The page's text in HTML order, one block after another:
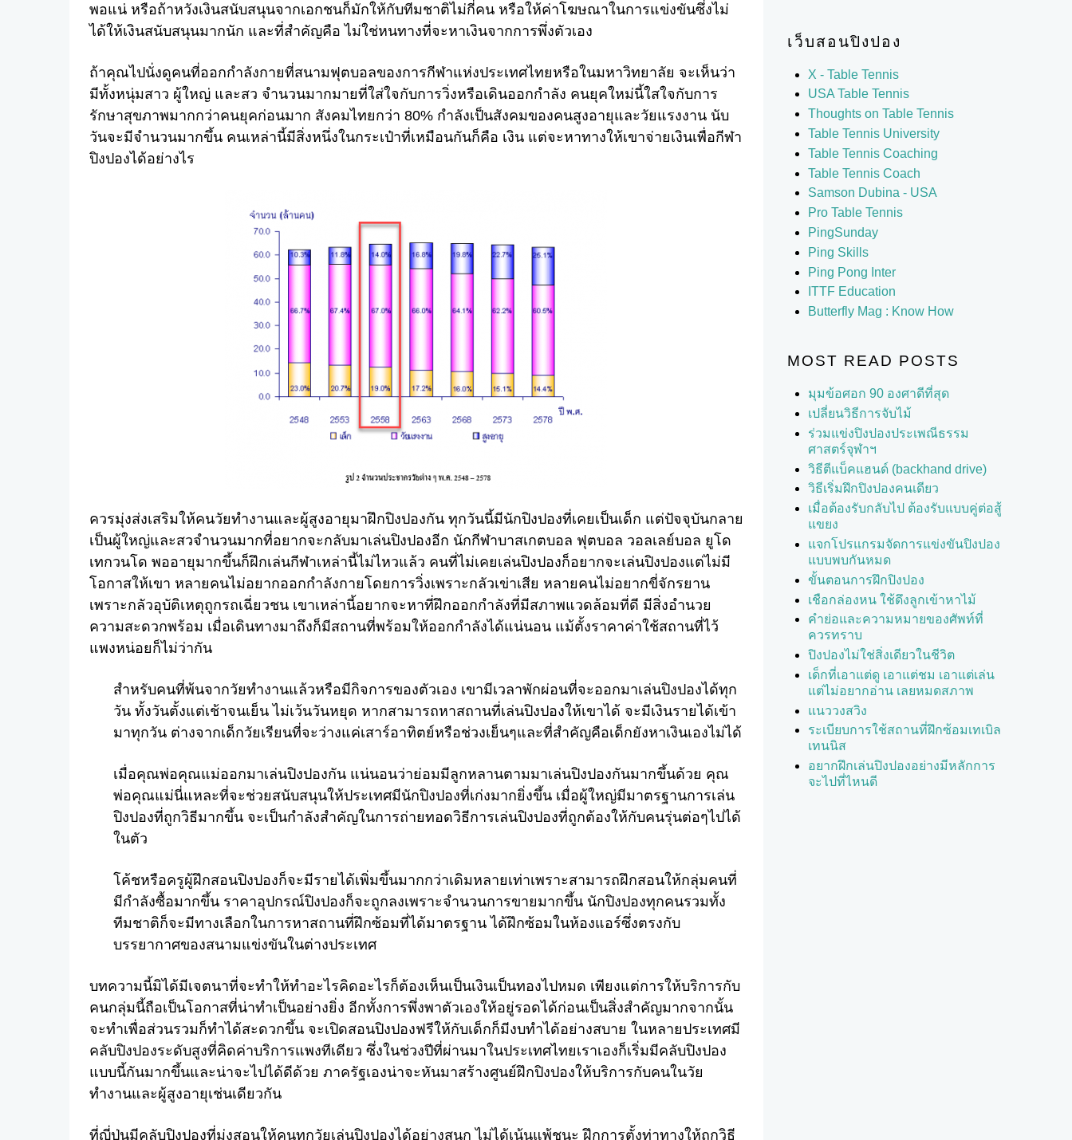
พอแน่ หรือถ้าหวังเงินสนับสนุนจากเอกชนก็มักให้กับทีมชาติไม่กี่คน หรือให้ค่าโฆษณาในการแข่งขันซึ่งไม่
ได้ให้เงินสนับสนุนมากนัก และที่สำคัญคือ ไม่ใช่หนทางที่จะหาเงินจากการพึ่งตัวเอง
ถ้าคุณไปนั่งดูคนที่ออกกำลังกายที่สนามฟุตบอลของการกีฬาแห่งประเทศไทยหรือในมหาวิทยาลัย จะเห็นว่า
มีทั้งหนุ่มสาว ผู้ใหญ่ และสว จำนวนมากมายที่ใส่ใจกับการวิ่งหรือเดินออกกำลัง คนยุคใหม่นี้ใสใจกับการ
รักษาสุขภาพมากกว่าคนยุคก่อนมาก สังคมไทยกว่า 80% กำลังเป็นสังคมของคนสูงอายุและวัยแรงงาน นับ
วันจะมีจำนวนมากขึ้น คนเหล่านี้มีสิ่งหนึ่งในกระเป๋าที่เหมือนกันก็คือ เงิน แต่จะหาทางให้เขาจ่ายเงินเพื่อกีฬา
ปิงปองได้อย่างไร
ควรมุ่งส่งเสริมให้คนวัยทำงานและผู้สูงอายุมาฝึกปิงปองกัน ทุกวันนี้มีนักปิงปองที่เคยเป็นเด็ก แต่ปัจจุบันกลาย
เป็นผู้ใหญ่และสวจำนวนมากที่อยากจะกลับมาเล่นปิงปองอีก นักกีฬาบาสเกตบอล ฟุตบอล วอลเลย์บอล ยูโด
เทกวนโด พออายุมากขึ้นก็ฝึกเล่นกีฬาเหล่านี้ไม่ไหวแล้ว คนที่ไม่เคยเล่นปิงปองก็อยากจะเล่นปิงปองแต่ไม่มี
โอกาสให้เขา หลายคนไม่อยากออกกำลังกายโดยการวิ่งเพราะกลัวเข่าเสีย หลายคนไม่อยากขี่จักรยาน
เพราะกลัวอุบัติเหตุถูกรถเฉี่ยวชน เขาเหล่านี้อยากจะหาที่ฝึกออกกำลังที่มีสภาพแวดล้อมที่ดี มีสิ่งอำนวย
ความสะดวกพร้อม เมื่อเดินทางมาถึงก็มีสถานที่พร้อมให้ออกกำลังได้แน่นอน แม้ตั้งราคาค่าใช้สถานที่ไว้
แพงหน่อยก็ไม่ว่ากัน
สำหรับคนที่พ้นจากวัยทำงานแล้วหรือมีกิจการของตัวเอง เขามีเวลาพักผ่อนที่จะออกมาเล่นปิงปองได้ทุก
วัน ทั้งวันตั้งแต่เช้าจนเย็น ไม่เว้นวันหยุด หากสามารถหาสถานที่เล่นปิงปองให้เขาได้ จะมีเงินรายได้เข้า
มาทุกวัน ต่างจากเด็กวัยเรียนที่จะว่างแค่เสาร์อาทิตย์หรือช่วงเย็นๆและที่สำคัญคือเด็กยังหาเงินเองไม่ได้
เมื่อคุณพ่อคุณแม่ออกมาเล่นปิงปองกัน แน่นอนว่าย่อมมีลูกหลานตามมาเล่นปิงปองกันมากขึ้นด้วย คุณ
พ่อคุณแม่นี่แหละที่จะช่วยสนับสนุนให้ประเทศมีนักปิงปองที่เก่งมากยิ่งขึ้น เมื่อผู้ใหญ่มีมาตรฐานการเล่น
ปิงปองที่ถูกวิธีมากขึ้น จะเป็นกำลังสำคัญในการถ่ายทอดวิธีการเล่นปิงปองที่ถูกต้องให้กับคนรุ่นต่อๆไปได้
ในตัว
โค้ชหรือครูผู้ฝึกสอนปิงปองก็จะมีรายได้เพิ่มขึ้นมากกว่าเดิมหลายเท่าเพราะสามารถฝึกสอนให้กลุ่มคนที่
มีกำลังซื้อมากขึ้น ราคาอุปกรณ์ปิงปองก็จะถูกลงเพราะจำนวนการขายมากขึ้น นักปิงปองทุกคนรวมทั้ง
ทีมชาติก็จะมีทางเลือกในการหาสถานที่ฝึกซ้อมที่ได้มาตรฐาน ได้ฝึกซ้อมในห้องแอร์ซึ่งตรงกับ
บรรยากาศของสนามแข่งขันในต่างประเทศ
บทความนี้มิได้มีเจตนาที่จะทำให้ทำอะไรคิดอะไรก็ต้องเห็นเป็นเงินเป็นทองไปหมด เพียงแต่การให้บริการกับ
คนกลุ่มนี้ถือเป็นโอกาสที่น่าทำเป็นอย่างยิ่ง อีกทั้งการพึ่งพาตัวเองให้อยู่รอดได้ก่อนเป็นสิ่งสำคัญมากจากนั้น
จะทำเพื่อส่วนรวมก็ทำได้สะดวกขึ้น จะเปิดสอนปิงปองฟรีให้กับเด็กก็มีงบทำได้อย่างสบาย ในหลายประเทศมี
คลับปิงปองระดับสูงที่คิดค่าบริการแพงทีเดียว ซึ่งในช่วงปีที่ผ่านมาในประเทศไทยเราเองก็เริ่มมีคลับปิงปอง
แบบนี้กันมากขึ้นและน่าจะไปได้ดีด้วย ภาครัฐเองน่าจะหันมาสร้างศูนย์ฝึกปิงปองให้บริการกับคนในวัย
ทำงานและผู้สูงอายุเช่นเดียวกัน
ที่ญี่ปุ่นมีคลับปิงปองที่มุ่งสอนให้คนทุกวัยเล่นปิงปองได้อย่างสนุก ไม่ได้เน้นแพ้ชนะ ฝึกการตั้งท่าทางให้ถูกวิธี
เว็บสอนปิงปอง
X - Table Tennis
USA Table Tennis
Thoughts on Table Tennis
Table Tennis University
Table Tennis Coaching
Table Tennis Coach
Samson Dubina - USA
Pro Table Tennis
PingSunday
Ping Skills
Ping Pong Inter
ITTF Education
Butterfly Mag : Know How
MOST READ POSTS
มุมข้อศอก 90 องศาดีที่สุด
เปลี่ยนวิธีการจับไม้
ร่วมแข่งปิงปองประเพณีธรรม
ศาสตร์จุฬาฯ
วิธีตีแบ็คแฮนด์ (backhand drive)
วิธีเริ่มฝึกปิงปองคนเดียว
เมื่อต้องรับกลับไป ต้องรับแบบคู่ต่อสู้
แขยง
แจกโปรแกรมจัดการแข่งขันปิงปอง
แบบพบกันหมด
ขั้นตอนการฝึกปิงปอง
เชือกล่องหน ใช้ดึงลูกเข้าหาไม้
คำย่อและความหมายของศัพท์ที่
ควรทราบ
ปิงปองไม่ใช่สิ่งเดียวในชีวิต
เด็กที่เอาแต่ดู เอาแต่ชม เอาแต่เล่น
แต่ไม่อยากอ่าน เลยหมดสภาพ
แนววงสวิง
ระเบียบการใช้สถานที่ฝึกซ้อมเทเบิล
เทนนิส
อยากฝึกเล่นปิงปองอย่างมีหลักการ
จะไปที่ไหนดี